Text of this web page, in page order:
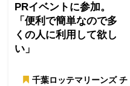
PRイベントに参加。
「便利で簡単なので多
くの人に利用して欲し
い」
千葉ロッテマリーンズ チ